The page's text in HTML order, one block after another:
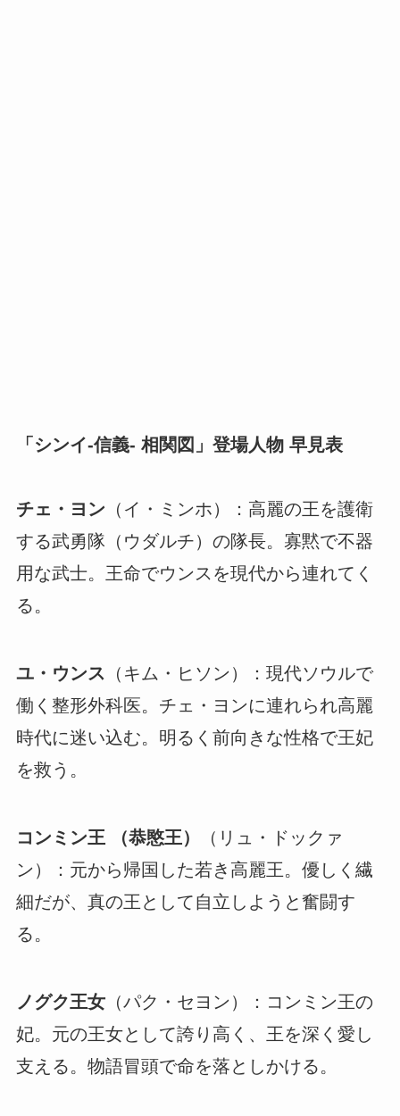
「シンイ-信義- 相関図」登場人物 早見表
チェ・ヨン （イ・ミンホ）：高麗の王を護衛
する武勇隊（ウダルチ）の隊長。寡黙で不器
用な武士。王命でウンスを現代から連れてく
る。
ユ・ウンス （キム・ヒソン）：現代ソウルで
働く整形外科医。チェ・ヨンに連れられ高麗
時代に迷い込む。明るく前向きな性格で王妃
を救う。
コンミン王 （恭愍王）
（リュ・ドックァ
ン）：元から帰国した若き高麗王。優しく繊
細だが、真の王として自立しようと奮闘す
る。
ノグク王女（パク・セヨン）：コンミン王の
妃。元の王女として誇り高く、王を深く愛し
支える。物語冒頭で命を落としかける。